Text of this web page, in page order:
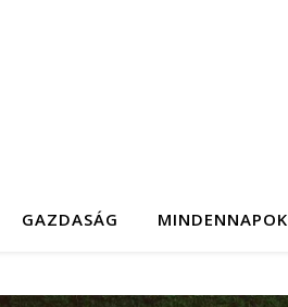
GAZDASÁG MINDENNAPOK